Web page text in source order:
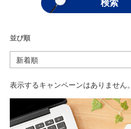
並び順
表示するキャンペーンはありません。